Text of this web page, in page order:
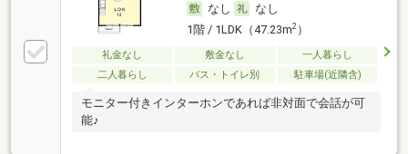
なし
なし
1階 / 1LDK（47.23m2）
礼金なし 敷金なし
一人暮らし
二人暮らし
バス・トイレ別 駐車場(近隣含)
モニター付きインターホンであれば非対面で会話が可
能♪